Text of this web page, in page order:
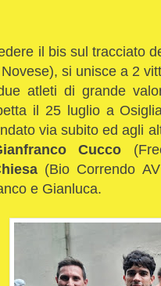
il bis sul tracciato
si unisce a 2
atleti di grande
il 25 luglio a
via subito ed agli
Cucco
(Bio Correndo
e Gianluca.